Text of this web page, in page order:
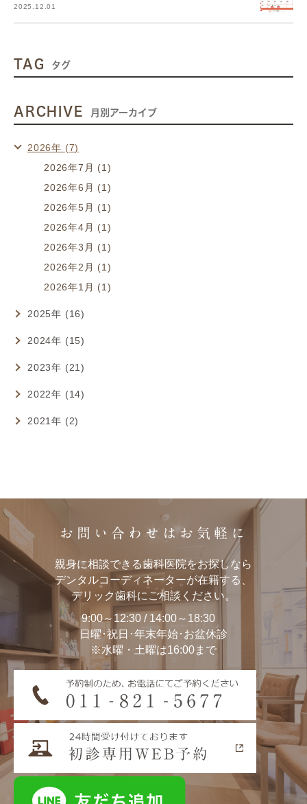
2025.12.01
TAG タグ
ARCHIVE 月別アーカイブ
2026年 (7)
2026年7月 (1)
2026年6月 (1)
2026年5月 (1)
2026年4月 (1)
2026年3月 (1)
2026年2月 (1)
2026年1月 (1)
2025年 (16)
2024年 (15)
2023年 (21)
2022年 (14)
2021年 (2)
お問い合わせはお気軽に
親身に相談できる歯科医院をお探しなら
デンタルコーディネーターが在籍する、
デリック歯科にご相談ください。
9:00～12:30 / 14:00～18:30
日曜･祝日･年末年始･お盆休診
※水曜・土曜は16:00まで